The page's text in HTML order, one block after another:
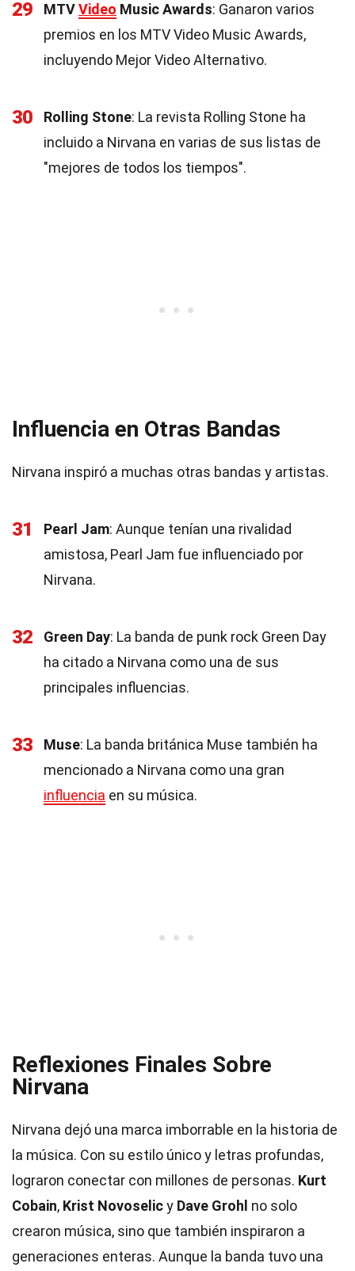
29 MTVVideo Music Awards: Ganaron varios
premios en los MTV Video Music Awards,
incluyendo Mejor Video Alternativo.
30 Rolling Stone: La revista Rolling Stone ha
incluido a Nirvana en varias de sus listas de
"mejores de todos los tiempos".
Influencia en Otras Bandas
Nirvana inspiró a muchas otras bandas y artistas.
31 Pearl Jam: Aunque tenían una rivalidad
amistosa, Pearl Jam fue influenciado por
Nirvana.
32 Green Day: La banda de punk rock Green Day
ha citado a Nirvana como una de sus
principales influencias.
33 Muse: La banda británica Muse también ha
mencionado a Nirvana como una gran
influencia en su música.
Reflexiones Finales Sobre
Nirvana
Nirvana dejó una marca imborrable en la historia de
la música. Con su estilo único y letras profundas,
lograron conectar con millones de personas. Kurt
Cobain, Krist Novoselicy Dave Grohl no solo
crearon música, sino que también inspiraron a
generaciones enteras. Aunque la banda tuvo una